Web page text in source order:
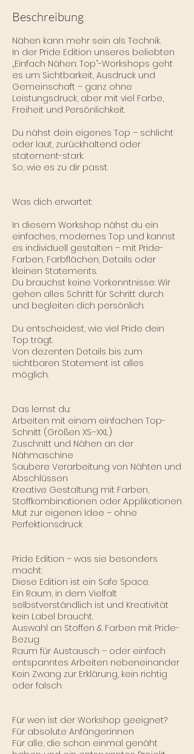
Beschreibung
Nähen kann mehr sein als Technik.
In der Pride Edition unseres beliebten
„Einfach Nähen: Top“-Workshops geht
es um Sichtbarkeit, Ausdruck und
Gemeinschaft – ganz ohne
Leistungsdruck, aber mit viel Farbe,
Freiheit und Persönlichkeit.
Du nähst dein eigenes Top – schlicht
oder laut, zurückhaltend oder
statement-stark.
So, wie es zu dir passt.
Was dich erwartet:
In diesem Workshop nähst du ein
einfaches, modernes Top und kannst
es individuell gestalten – mit Pride-
Farben, Farbflächen, Details oder
kleinen Statements.
Du brauchst keine Vorkenntnisse: Wir
gehen alles Schritt für Schritt durch
und begleiten dich persönlich.
Du entscheidest, wie viel Pride dein
Top trägt.
Von dezenten Details bis zum
sichtbaren Statement ist alles
möglich.
Das lernst du:
Arbeiten mit einem einfachen Top-
Schnitt (Größen XS–XXL)
Zuschnitt und Nähen an der
Nähmaschine
Saubere Verarbeitung von Nähten und
Abschlüssen
Kreative Gestaltung mit Farben,
Stoffkombinationen oder Applikationen
Mut zur eigenen Idee – ohne
Perfektionsdruck
Pride Edition – was sie besonders
macht:
Diese Edition ist ein Safe Space.
Ein Raum, in dem Vielfalt
selbstverständlich ist und Kreativität
kein Label braucht.
Auswahl an Stoffen & Farben mit Pride-
Bezug
Raum für Austausch – oder einfach
entspanntes Arbeiten nebeneinander
Kein Zwang zur Erklärung, kein richtig
oder falsch
Für wen ist der Workshop geeignet?
Für absolute Anfänger:innen
Für alle, die schon einmal genäht